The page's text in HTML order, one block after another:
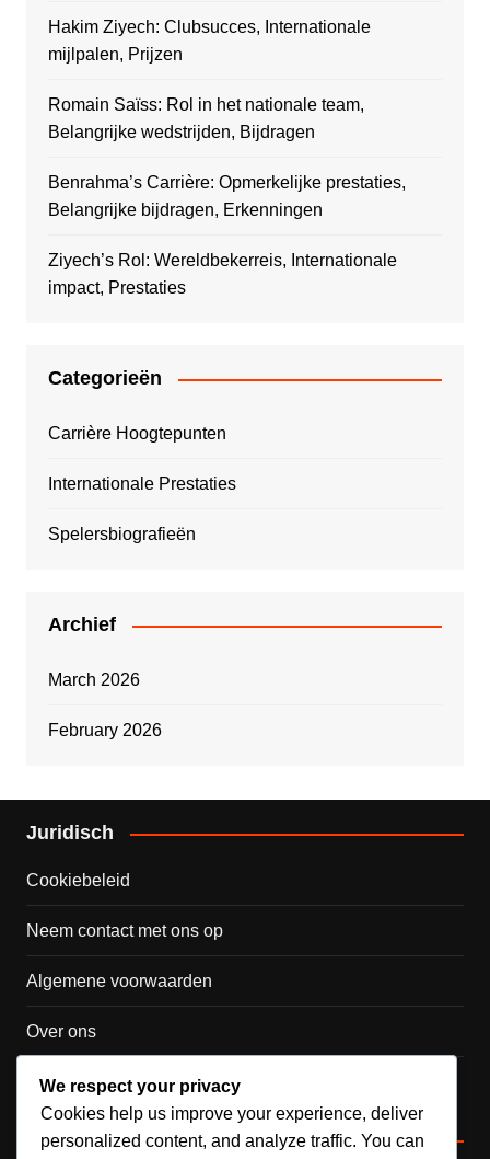
Hakim Ziyech: Clubsucces, Internationale
mijlpalen, Prijzen
Romain Saïss: Rol in het nationale team,
Belangrijke wedstrijden, Bijdragen
Benrahma’s Carrière: Opmerkelijke prestaties,
Belangrijke bijdragen, Erkenningen
Ziyech’s Rol: Wereldbekerreis, Internationale
impact, Prestaties
Categorieën
Carrière Hoogtepunten
Internationale Prestaties
Spelersbiografieën
Archief
March 2026
February 2026
Juridisch
Cookiebeleid
Neem contact met ons op
Algemene voorwaarden
Over ons
Privacybeleid
Categorieën
We respect your privacy
Cookies help us improve your experience, deliver
personalized content, and analyze traffic. You can